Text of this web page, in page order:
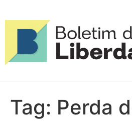
Tag: Perda